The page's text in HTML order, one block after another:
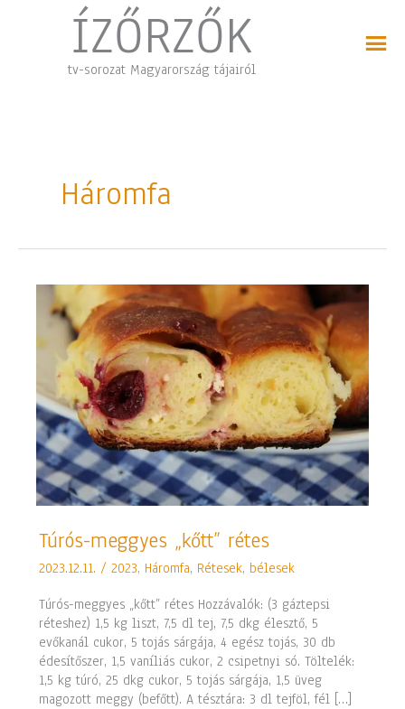
ÍZŐRZŐK
tv-sorozat Magyarország tájairól
Háromfa
Túrós-meggyes „kőtt” rétes
2023.12.11./2023, Háromfa, Rétesek, bélesek
Túrós-meggyes „kőtt” rétes Hozzávalók: (3 gáztepsi
réteshez) 1,5 kg liszt, 7,5 dl tej, 7,5 dkg élesztő, 5
evőkanál cukor, 5 tojás sárgája, 4 egész tojás, 30 db
édesítőszer, 1,5 vaníliás cukor, 2 csipetnyi só. Töltelék:
1,5 kg túró, 25 dkg cukor, 5 tojás sárgája, 1,5 üveg
magozott meggy (befőtt). A tésztára: 3 dl tejföl, fél […]
Túrós-
„kőtt”